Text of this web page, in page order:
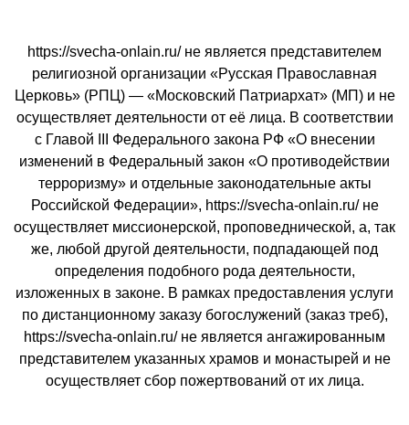
https://svecha-onlain.ru/ не является представителем
религиозной организации «Русская Православная
Церковь» (РПЦ) — «Московский Патриархат» (МП) и не
осуществляет деятельности от её лица. В соответствии
с Главой III Федерального закона РФ «О внесении
изменений в Федеральный закон «О противодействии
терроризму» и отдельные законодательные акты
Российской Федерации», https://svecha-onlain.ru/ не
осуществляет миссионерской, проповеднической, а, так
же, любой другой деятельности, подпадающей под
определения подобного рода деятельности,
изложенных в законе. В рамках предоставления услуги
по дистанционному заказу богослужений (заказ треб),
https://svecha-onlain.ru/ не является ангажированным
представителем указанных храмов и монастырей и не
осуществляет сбор пожертвований от их лица.